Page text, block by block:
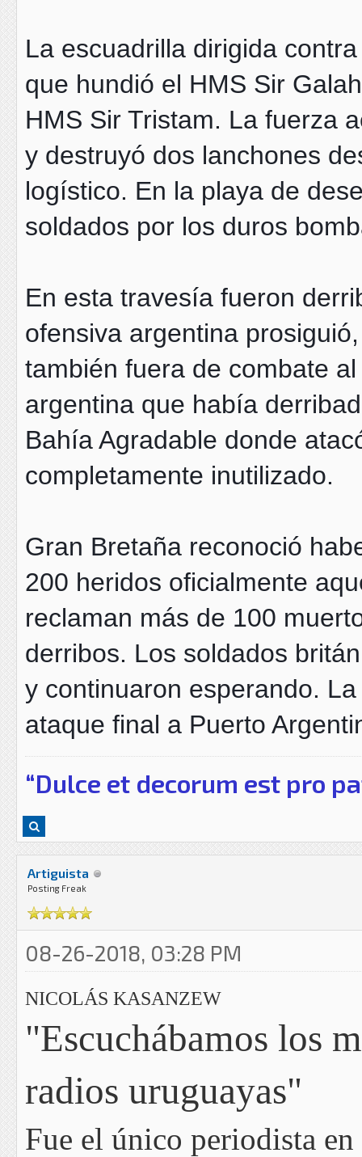
La escuadrilla dirigida
que hundió el HMS Sir
HMS Sir Tristam. La fuerza
y destruyó dos lanchones
logístico. En la playa de
soldados por los duros
En esta travesía fueron
ofensiva argentina
también fuera de combate
argentina que había
Bahía Agradable donde
completamente inutilizado.
Gran Bretaña reconoció
200 heridos oficialmente
reclaman más de 100
derribos. Los soldados
y continuaron esperando.
ataque final a Puerto
“Dulce et decorum est pro
Artiguista
Posting Freak
08-26-2018, 03:28 PM
NICOLÁS KASANZEW
"Escuchábamos los
radios uruguayas"
Fue el único periodista